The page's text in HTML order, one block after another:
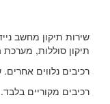
תיקון סוללות, מערכת
רכיבים נלווים
רכיבים מקוריים בלבד.